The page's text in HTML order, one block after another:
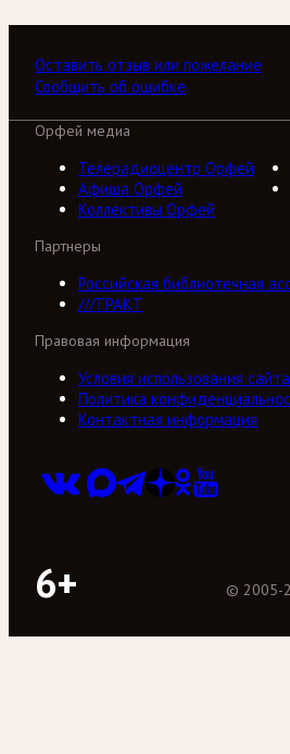
Оставить отзыв или пожелание
Сообщить об ошибке
Орфей медиа
Телерадиоцентр Орфей
Афиша Орфей
Коллективы Орфей
Партнеры
Российская библиотечная
///ТРАКТ
Правовая информация
Условия использования сайта
Политика
Контактная информация
6+ © 2005-